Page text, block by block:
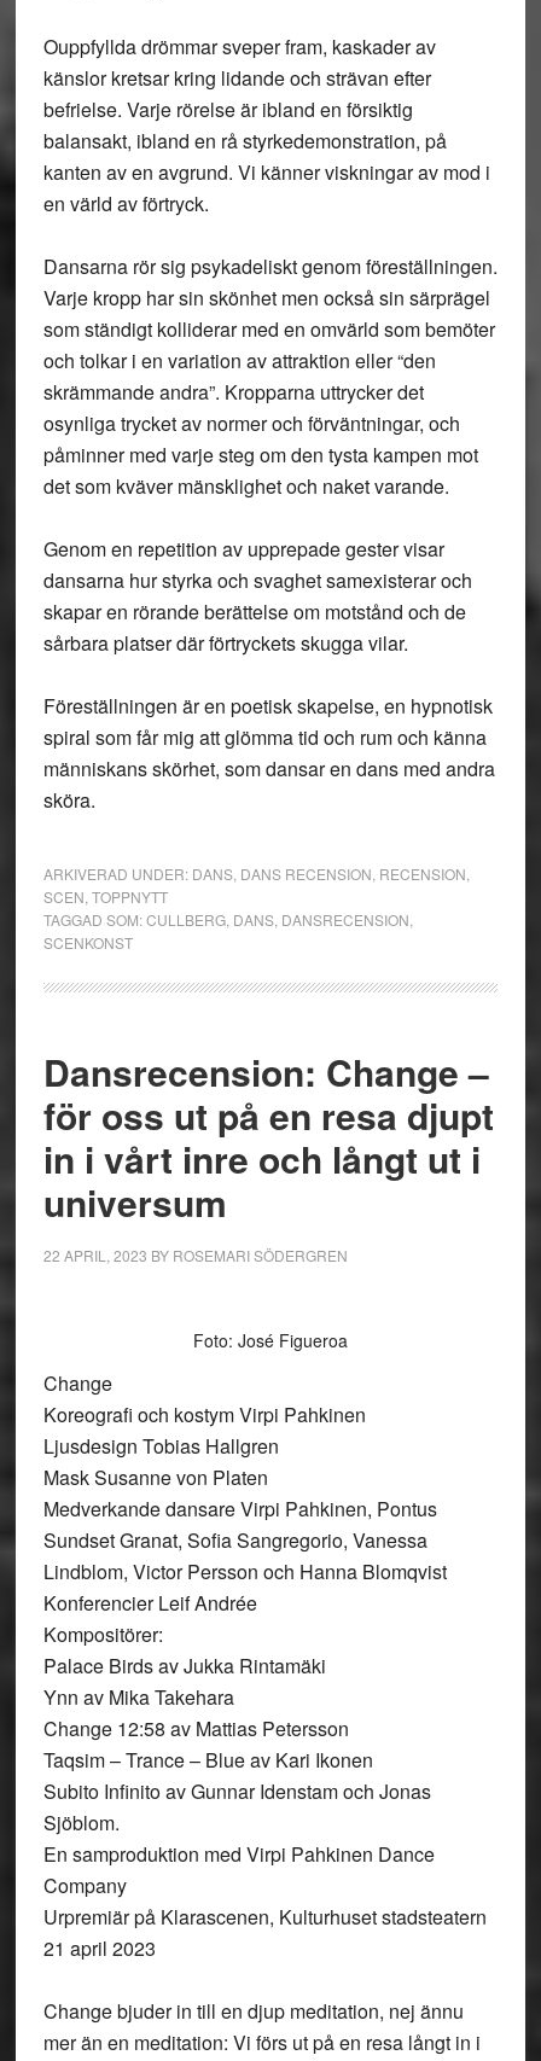
Ouppfyllda drömmar sveper fram, kaskader av
känslor kretsar kring lidande och strävan efter
befrielse. Varje rörelse är ibland en försiktig
balansakt, ibland en rå styrkedemonstration, på
kanten av en avgrund. Vi känner viskningar av mod i
en värld av förtryck.
Dansarna rör sig psykadeliskt genom föreställningen.
Varje kropp har sin skönhet men också sin särprägel
som ständigt kolliderar med en omvärld som bemöter
och tolkar i en variation av attraktion eller “den
skrämmande andra”. Kropparna uttrycker det
osynliga trycket av normer och förväntningar, och
påminner med varje steg om den tysta kampen mot
det som kväver mänsklighet och naket varande.
Genom en repetition av upprepade gester visar
dansarna hur styrka och svaghet samexisterar och
skapar en rörande berättelse om motstånd och de
sårbara platser där förtryckets skugga vilar.
Föreställningen är en poetisk skapelse, en hypnotisk
spiral som får mig att glömma tid och rum och känna
människans skörhet, som dansar en dans med andra
sköra.
ARKIVERAD UNDER: DANS, DANS RECENSION RECENSION
SCEN TOPPNYTT
TAGGAD SOM:CULLBERG, DANS, DANSRECENSION
SCENKONST
Dansrecension: Change –
för oss ut på en resa djupt
in i vårt inre och långt ut i
universum
22 APRIL, 2023 BY ROSEMARI SÖDERGREN
Foto: José Figueroa
Change
Koreografi och kostym Virpi Pahkinen
Ljusdesign Tobias Hallgren
Mask Susanne von Platen
Medverkande dansare Virpi Pahkinen, Pontus
Sundset Granat, Sofia Sangregorio, Vanessa
Lindblom, Victor Persson och Hanna Blomqvist
Konferencier Leif Andrée
Kompositörer:
Palace Birds av Jukka Rintamäki
Ynn av Mika Takehara
Change 12:58 av Mattias Petersson
Taqsim – Trance – Blue av Kari Ikonen
Subito Infinito av Gunnar Idenstam och Jonas
Sjöblom.
En samproduktion med Virpi Pahkinen Dance
Company
Urpremiär på Klarascenen, Kulturhuset stadsteatern
21 april 2023
Change bjuder in till en djup meditation, nej ännu
mer än en meditation: Vi förs ut på en resa långt in i